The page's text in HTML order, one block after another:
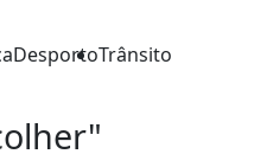
DesportoTrânsito